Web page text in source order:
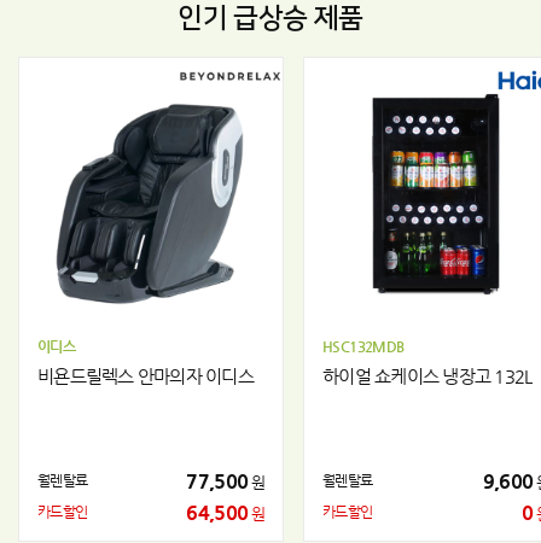
인기 급상승 제품
이디스
비욘드릴렉스 안마의자 이디스
월렌탈료 77,500원
카드할인 64,500원
HSC132MDB
하이얼 쇼케이스 냉장고 132L
월렌탈료 9,600
카드할인 0